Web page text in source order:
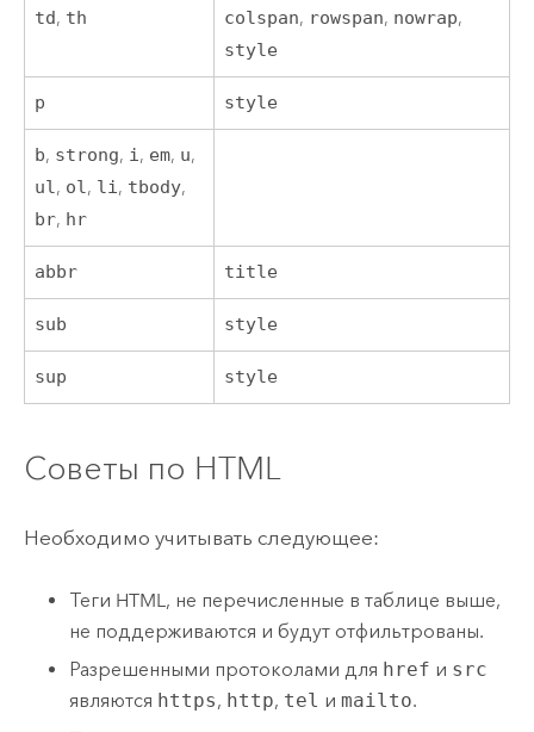
td, th colspan, rowspan, nowrap,
style
p style
b, strong, i, em, u,
ul, ol, li, tbody,
br, hr
abbr title
sub style
sup style
Советы по HTML
Необходимо учитывать следующее:
Теги HTML, не перечисленные в таблице выше,
не поддерживаются и будут отфильтрованы.
Разрешенными протоколами для href и src
являются https, http, tel иmailto.